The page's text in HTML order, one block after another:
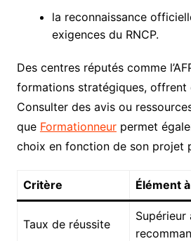
la reconnaissance
exigences du RNCP.
Des centres réputés comme
formations stratégiques, offrent
Consulter des avis ou
que Formationneurpermet
choix en fonction de son projet
Critère Élément
Taux de réussite
Supérieur